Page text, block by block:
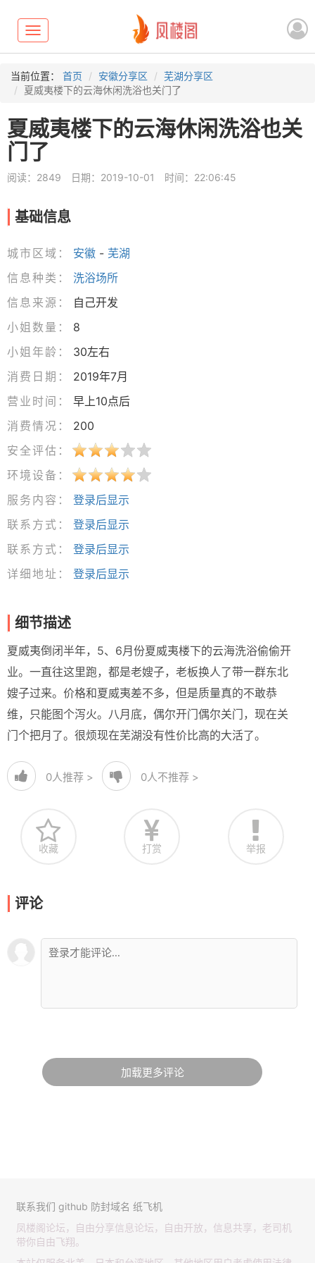
Toggle
navigation
当前位置： 首页 安徽分享区
芜湖分享区
夏威夷楼下的云海休闲洗浴也关门了
夏威夷楼下的云海休闲洗浴也关
门了
阅读：2849 日期：2019-10-01 时间：22:06:45
基础信息
城市区域： 安徽 - 芜湖
信息种类：
洗浴场所
信息来源：
自己开发
小姐数量：
8
小姐年龄：
30左右
消费日期：
2019年7月
营业时间：
早上10点后
消费情况：
200
安全评估：
环境设备：
服务内容：
登录后显示
联系方式：
登录后显示
联系方式：
登录后显示
详细地址：
登录后显示
细节描述
夏威夷倒闭半年，5、6月份夏威夷楼下的云海洗浴偷偷开
业。一直往这里跑，都是老嫂子，老板换人了带一群东北
嫂子过来。价格和夏威夷差不多，但是质量真的不敢恭
维，只能图个泻火。八月底，偶尔开门偶尔关门，现在关
门个把月了。很烦现在芜湖没有性价比高的大活了。
0人推荐 > 0人不推荐 >
收藏 打赏 举报
评论
加载更多评论
联系我们 github 防封域名 纸飞机
凤楼阁论坛，自由分享信息论坛，自由开放，信息共享，老司机
带你自由飞翔。